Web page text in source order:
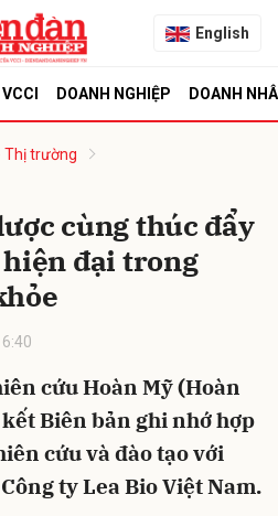
English
VCCI DOANH NGHIỆP DOANH
Thị trường
cùng thúc đẩy
hiện đại trong
cứu Hoàn Mỹ (Hoàn
Biên bản ghi nhớ hợp
cứu và đào tạo với
ty Lea Bio Việt Nam.